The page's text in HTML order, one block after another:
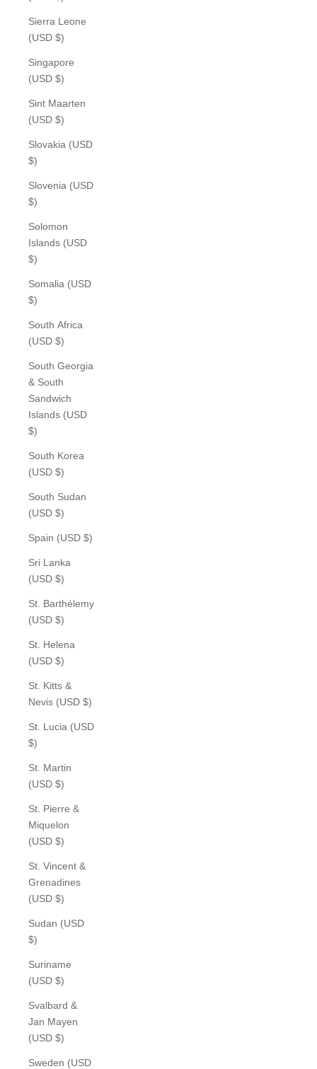
Sierra Leone
(USD $)
Singapore
(USD $)
Sint Maarten
(USD $)
Slovakia (USD
$)
Slovenia (USD
$)
Solomon
Islands (USD
$)
Somalia (USD
$)
South Africa
(USD $)
South Georgia
& South
Sandwich
Islands (USD
$)
South Korea
(USD $)
South Sudan
(USD $)
Spain (USD $)
Sri Lanka
(USD $)
St. Barthélemy
(USD $)
St. Helena
(USD $)
St. Kitts &
Nevis (USD $)
St. Lucia (USD
$)
St. Martin
(USD $)
St. Pierre &
Miquelon
(USD $)
St. Vincent &
Grenadines
(USD $)
Sudan (USD
$)
Suriname
(USD $)
Svalbard &
Jan Mayen
(USD $)
Sweden (USD